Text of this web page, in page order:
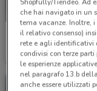
Alpitour
Scade il 31/12
Shopfully/Tiendeo. Ad
che hai navigato in un
tema vacanze. Inoltre,
il relativo consenso)
rete e agli identificativi
condivisi con terze
le esperienze
nel paragrafo 13.b
anche essere utilizzati